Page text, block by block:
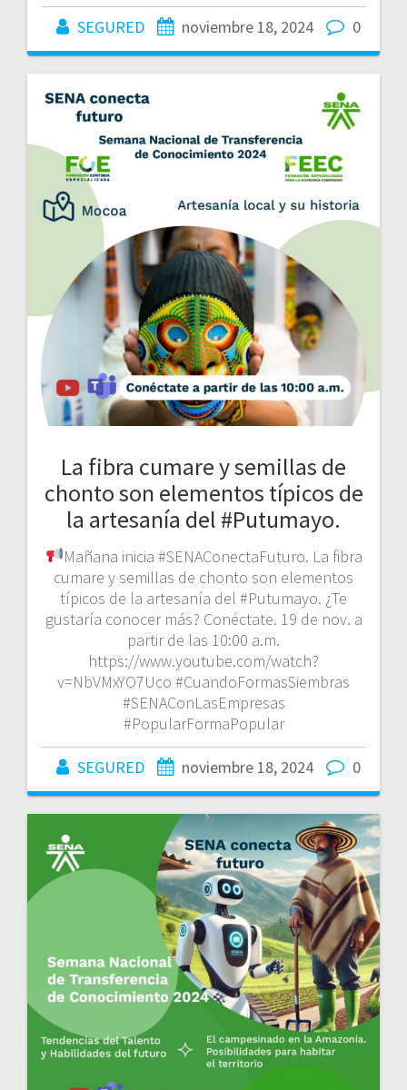
SEGURED noviembre 18, 2024 0
La fibra cumare y semillas de
chonto son elementos típicos de
la artesanía del #Putumayo.
Mañana inicia #SENAConectaFuturo. La fibra
cumare y semillas de chonto son elementos
típicos de la artesanía del #Putumayo. ¿Te
gustaría conocer más? Conéctate. 19 de nov. a
partir de las 10:00 a.m.
https://www.youtube.com/watch?
v=NbVMxYO7Uco #CuandoFormasSiembras
#SENAConLasEmpresas
#PopularFormaPopular
SEGURED noviembre 18, 2024 0